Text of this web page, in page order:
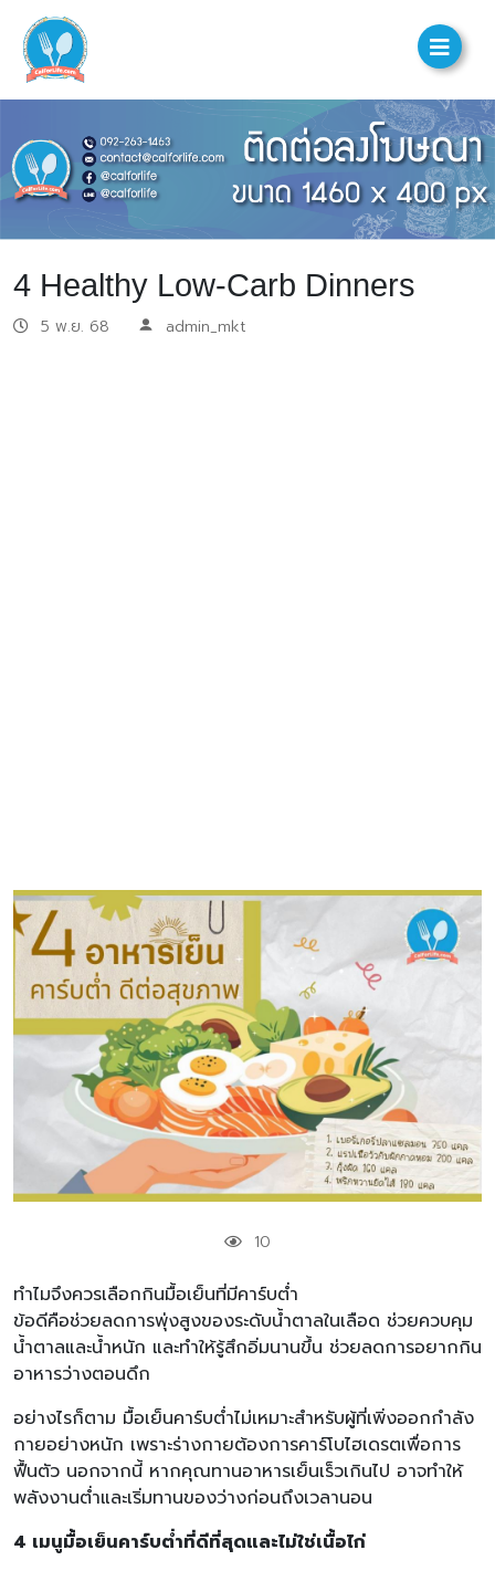
4 Healthy Low-Carb Dinners
5 พ.ย. 68 admin_mkt
10
ทำไมจึงควรเลือกกินมื้อเย็นที่มีคาร์บต่ำ
ข้อดีคือช่วยลดการพุ่งสูงของระดับน้ำตาลในเลือด ช่วยควบคุม
น้ำตาลและน้ำหนัก และทำให้รู้สึกอิ่มนานขึ้น ช่วยลดการอยากกิน
อาหารว่างตอนดึก
อย่างไรก็ตาม มื้อเย็นคาร์บต่ำไม่เหมาะสำหรับผู้ที่เพิ่งออกกำลัง
กายอย่างหนัก เพราะร่างกายต้องการคาร์โบไฮเดรตเพื่อการ
ฟื้นตัว นอกจากนี้ หากคุณทานอาหารเย็นเร็วเกินไป อาจทำให้
พลังงานต่ำและเริ่มทานของว่างก่อนถึงเวลานอน
4 เมนูมื้อเย็นคาร์บต่ำที่ดีที่สุดและไม่ใช่เนื้อไก่